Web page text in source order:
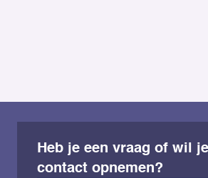
Heb je een vraag of wil
contact opnemen?